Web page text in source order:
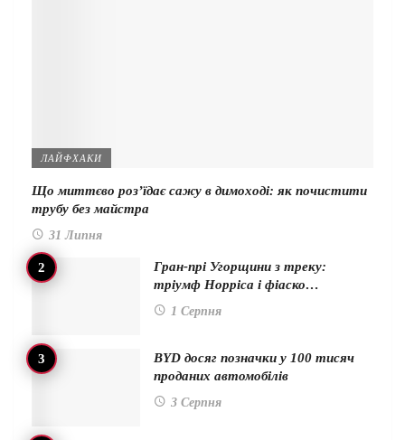
ЛАЙФХАКИ
Що миттєво роз’їдає сажу в димоході: як почистити
трубу без майстра
31 Липня
Гран-прі Угорщини з треку:
тріумф Норріса і фіаско…
1 Серпня
BYD досяг позначки у 100 тисяч
проданих автомобілів
3 Серпня